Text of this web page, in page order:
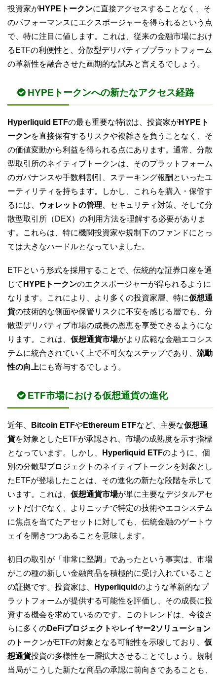
投資家がHYPEトークンに直接アクセスすることなく、そ
のパフォーマンスにエクスポージャーを得られるという点
で、特に注目に値します。これは、従来の金融市場におけ
るETFの利便性と、分散型デリバティブプラットフォーム
の革新性を融合させた画期的な試みと言えるでしょう。
HYPEトークンへの新たなアクセス経路
Hyperliquid ETFの最も重要な特徴は、投資家がHYPEト
ークンを直接保有するリスクや複雑さを負うことなく、そ
の価値変動から利益を得られる点にあります。通常、分散
型取引所のネイティブトークンは、そのプラットフォーム
のガバナンスや手数料割引、ステーキング報酬といったユ
ーティリティを持ちます。しかし、これらを購入・保管す
るには、
ウォレットの管理 、セキュリティ対策、そして分
散型取引所（DEX）の利用方法を理解する必要がありま
す。これらは、特に機関投資家や規制下のファンドにとっ
ては大きなハードルとなっていました。
ETFという形式を採用することで、伝統的な証券口座を通
じて HYPEトークンのエクスポージャーが得られるように
なります。これにより、より多くの投資家層、特に仮想通
貨の技術的な側面や保管リスクに不安を感じる層でも、分
散型デリバティブ市場の成長の恩恵を享受できるようにな
ります。これは、 仮想通貨市場がより広範な金融エコシス
テムに統合されていく上で不可欠なステップであり、 流動
性の向上にも寄与するでしょう。
ETF市場における仮想通貨の進化
近年、 Bitcoin ETFやEthereum ETFなど、主要な仮想通
貨を対象としたETFが承認され、市場の成熟度を示す指標
となっています。しかし、
Hyperliquid ETFのように、個
別の分散型プロジェクトのネイティブトークンを対象とし
たETFが登場したことは、その進化の新たな段階を示して
います。これは、 仮想通貨市場が単に主要なデジタルアセ
ットだけでなく、よりニッチで特定の技術やエコシステム
に焦点を当てたアセットに対しても、伝統金融のゲートウ
ェイを開きつつあることを意味します。
初日の取引が「非常に堅調」であったという事実は、市場
がこの種の新しい金融商品を積極的に受け入れていること
の証拠です。投資家は、
Hyperliquidのような革新的なプ
ラットフォームが提供する可能性を評価し、その成長に投
資する機会を求めているのです。このトレンドは、今後さ
らに多くのDeFiプロジェクトやレイヤー2ソリューション
のトークンがETFの対象となる可能性を示唆しており、 仮
想通貨投資の多様性を一層拡大させることでしょう。規制
当局がこうした新たな商品の承認に前向きであることも、